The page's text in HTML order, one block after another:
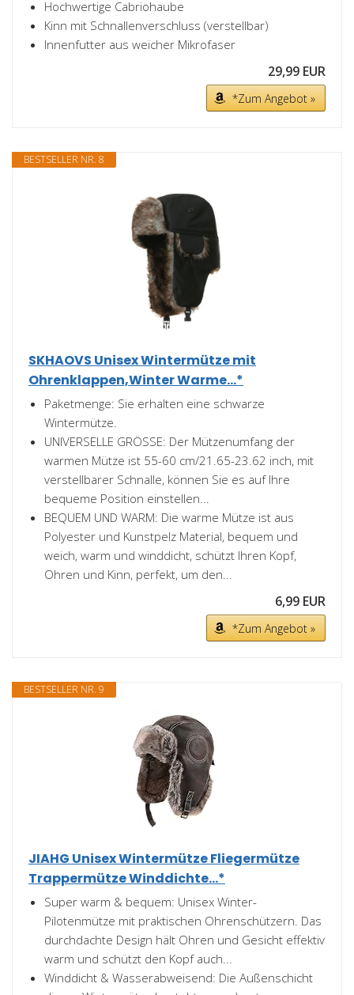
Hochwertige Cabriohaube
Kinn mit Schnallenverschluss (verstellbar)
Innenfutter aus weicher Mikrofaser
29,99 EUR
*Zum Angebot »
BESTSELLER NR. 8
SKHAOVS Unisex Wintermütze mit
Ohrenklappen,Winter Warme...*
Paketmenge: Sie erhalten eine schwarze
Wintermütze.
UNIVERSELLE GRÖSSE: Der Mützenumfang der
warmen Mütze ist 55-60 cm/21.65-23.62 inch, mit
verstellbarer Schnalle, können Sie es auf Ihre
bequeme Position einstellen...
BEQUEM UND WARM: Die warme Mütze ist aus
Polyester und Kunstpelz Material, bequem und
weich, warm und winddicht, schützt Ihren Kopf,
Ohren und Kinn, perfekt, um den...
6,99 EUR
*Zum Angebot »
BESTSELLER NR. 9
JIAHG Unisex Wintermütze Fliegermütze
Trappermütze Winddichte...*
Super warm & bequem: Unisex Winter-
Pilotenmütze mit praktischen Ohrenschützern. Das
durchdachte Design hält Ohren und Gesicht effektiv
warm und schützt den Kopf auch...
Winddicht & Wasserabweisend: Die Außenschicht